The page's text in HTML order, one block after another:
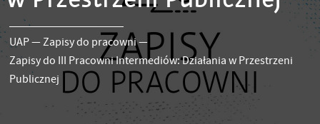
UAP—Zapisy do pracowni—
Zapisy do III Pracowni Intermediów: Działania w Przestrzeni
Publicznej